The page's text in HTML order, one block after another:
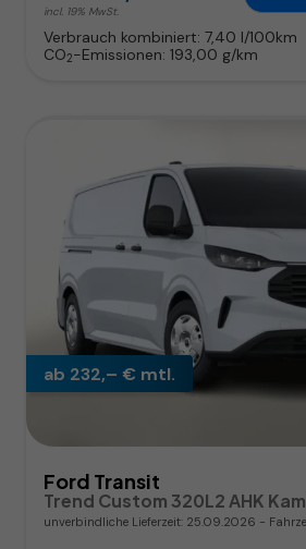
incl. 19% MwSt.
Verbrauch kombiniert: 7,40 l/100km
CO2-Emissionen: 193,00 g/km
ab 232,– € mtl.
Ford Transit
Trend Custom 320L2 AHK Kam
unverbindliche Lieferzeit: 25.09.2026